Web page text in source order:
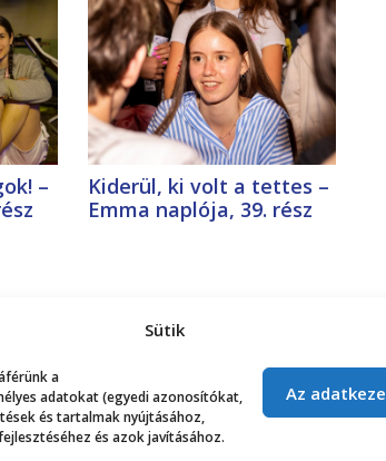
Sütik
a
adatokat (egyedi azonosítókat,
és tartalmak nyújtásához,
és azok javításához.
Az
–
Kiderül, ki volt a tettes –
Emma naplója, 39. rész